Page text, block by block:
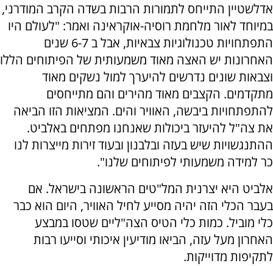
אדלשטיין התייחס לתמורות הרבות בשדה הקרב המודרני,
במיוחד לאור מלחמת רוסיה-אוקראינה ואמר: "לעולם היו
התפתחויות טכנולוגיות צבאיות, אבל ב 6-7 שנים
האחרונות יש האצה מאוד משמעותית של הפיתוחים הללו
וצבאות שונים נדרשים להיערך למול נשקים מאוד
מתקדמים. הקצבים מאוד מהירים והם מתייחסים
להתפתחויות ביבשה, האוויר והים. המציאות הזו הביאה
את צה"ל להיעזר ביכולות שאנחנו מפתחים באלביט.
ההתנגשויות שיש בעזה ובלבנון ובעוד זירות מייצרות לנו
כר למידה משמעותי לפיתוחים שלנו".
אלביט היא יצרנית המל"טים הראשונה בישראל. אם
בעבר הכלי הזה יהיה מסייע לחיל האוויר, היום הוא כבר
כלי מוביל. כמות כלי הטיס הצה"ליים שטסו במבצע
האחרון מעל עזה, הביאו מודיעין איכותי וסייעו רבות
לתקיפות מדוייקות.